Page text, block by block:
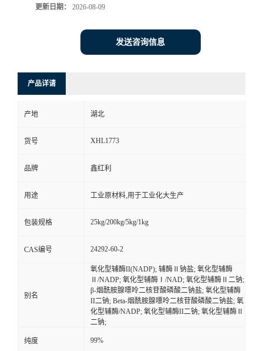
更新日期： 2026-08-09
发送咨询信息
产品详请
产地 湖北
货号 XHL1773
品牌 鑫红利
用途 工业原材料,用于工业化大生产
包装规格 25kg/200kg/5kg/1kg
CAS编号 24292-60-2
别名
氧化型辅酶II(NADP); 辅酶Ⅱ钠盐; 氧化型辅酶
Ⅱ/NADP; 氧化型辅酶Ⅰ/NAD; 氧化型辅酶Ⅱ二钠;
β-烟酰胺腺嘌呤二核苷酸磷酸二钠盐; 氧化型辅酶
II二钠; Beta-烟酰胺腺嘌呤二核苷酸磷酸二钠盐; 氧
化型辅酶/NADP; 氧化型辅酶II二钠; 氧化型辅酶Ⅱ
二钠;
纯度 99%